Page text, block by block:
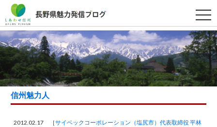
t
o
g
g
l
e
n
a
v
g
i
信州魅力人
2012.02.17 ［サイベックコーポレーション（塩尻市）代表取締役 平林